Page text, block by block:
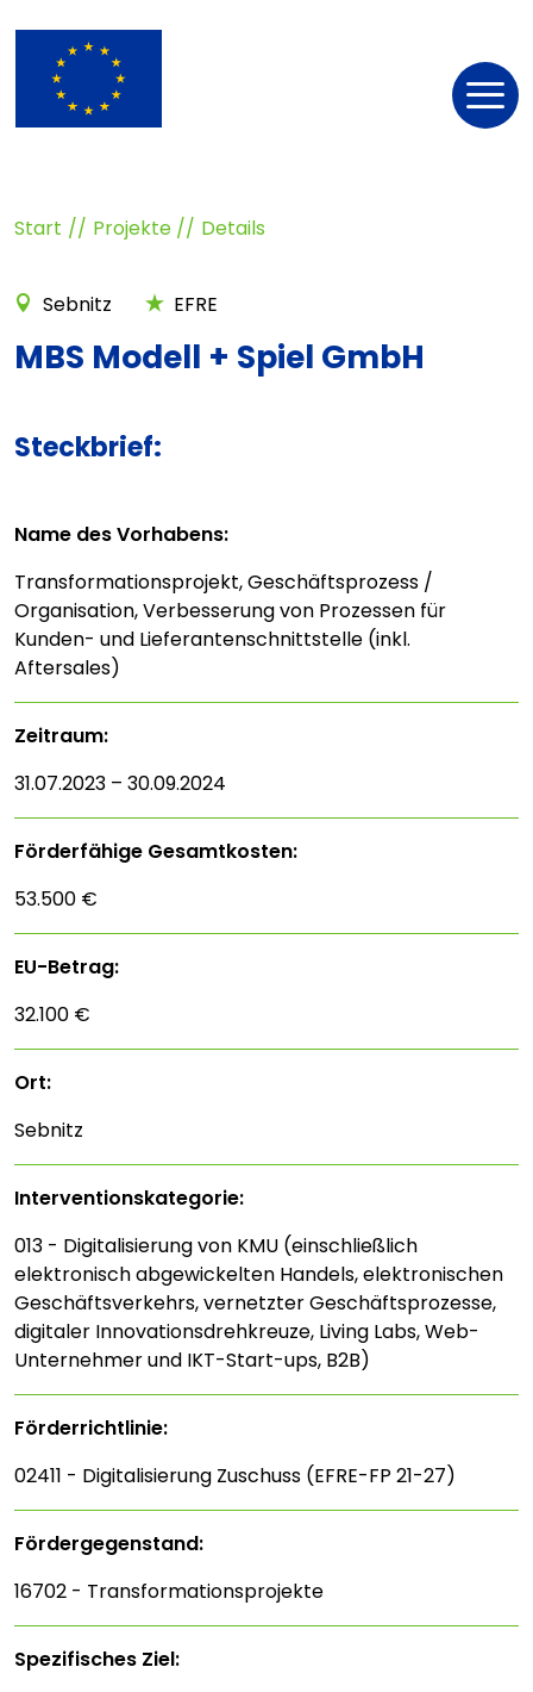
Start Projekte Details
Sebnitz EFRE
MBS Modell + Spiel GmbH
Steckbrief:
Name des Vorhabens:
Transformationsprojekt, Geschäftsprozess /
Organisation, Verbesserung von Prozessen für
Kunden- und Lieferantenschnittstelle (inkl.
Aftersales)
Zeitraum:
31.07.2023 – 30.09.2024
Förderfähige Gesamtkosten:
53.500 €
EU-Betrag:
32.100 €
Ort:
Sebnitz
Interventions­kategorie:
013 - Digitalisierung von KMU (einschließlich
elektronisch abgewickelten Handels, elektronischen
Geschäftsverkehrs, vernetzter Geschäftsprozesse,
digitaler Innovationsdrehkreuze, Living Labs, Web-
Unternehmer und IKT-Start-ups, B2B)
Förderrichtlinie:
02411 - Digitalisierung Zuschuss (EFRE-FP 21-27)
Fördergegenstand:
16702 - Transformationsprojekte
Spezifisches Ziel: